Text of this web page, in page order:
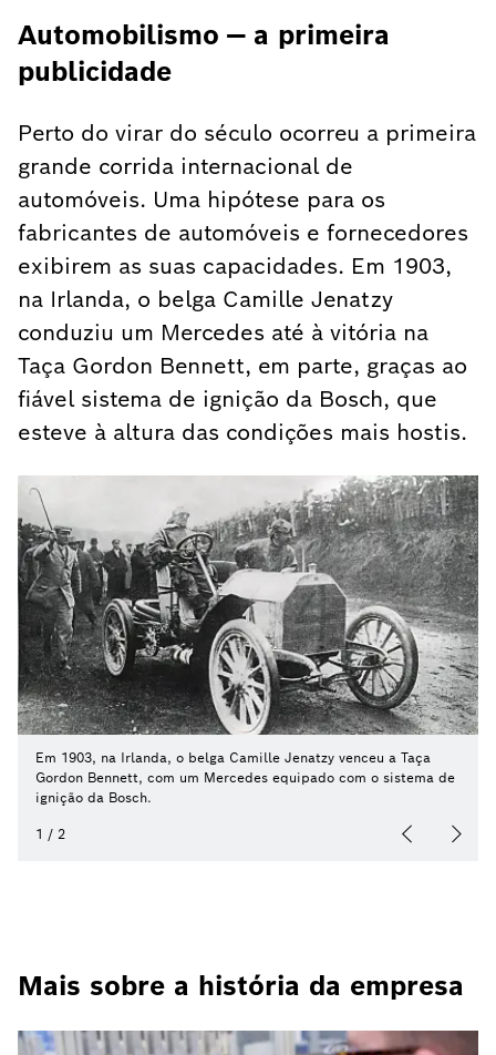
Automobilismo — a primeira
publicidade
Perto do virar do século ocorreu a primeira
grande corrida internacional de
automóveis. Uma hipótese para os
fabricantes de automóveis e fornecedores
exibirem as suas capacidades. Em 1903,
na Irlanda, o belga Camille Jenatzy
conduziu um Mercedes até à vitória na
Taça Gordon Bennett, em parte, graças ao
fiável sistema de ignição da Bosch, que
esteve à altura das condições mais hostis.
Em 1903, na Irlanda, o belga Camille Jenatzy venceu a Taça
Gordon Bennett, com um Mercedes equipado com o sistema de
ignição da Bosch.
1 / 2
Mais sobre a história da empresa